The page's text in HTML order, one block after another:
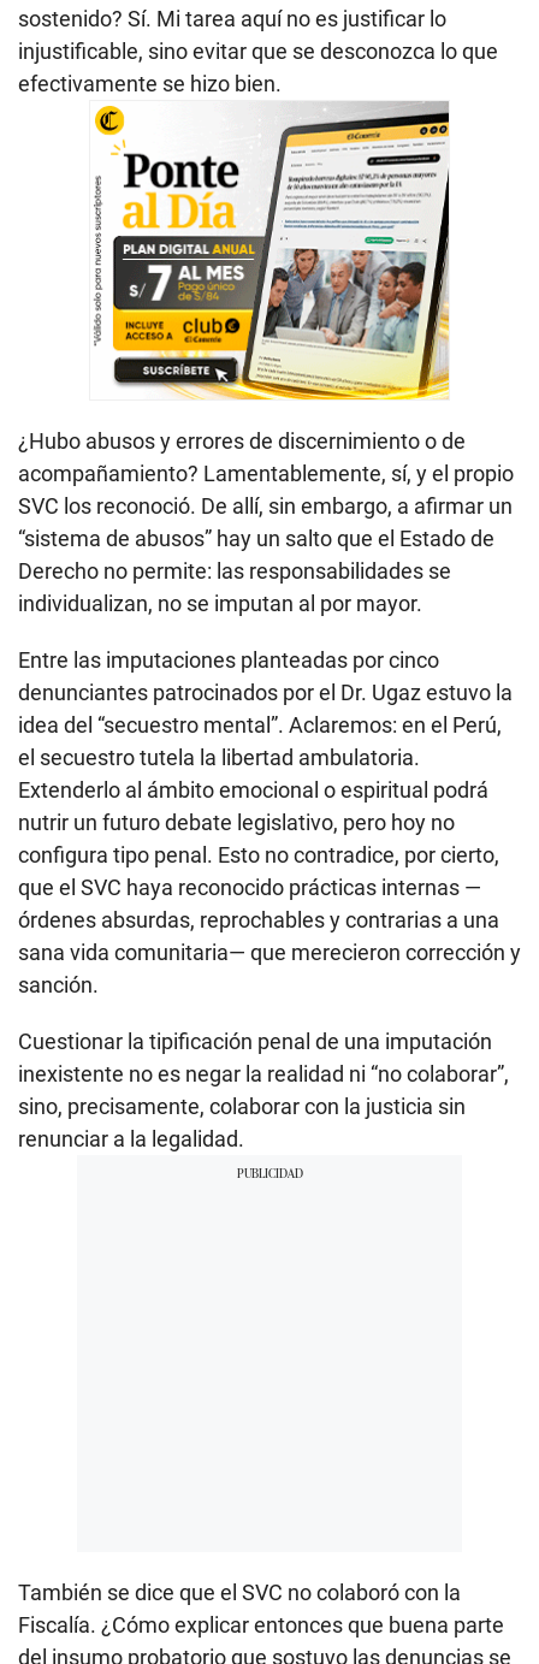
sostenido? Sí. Mi tarea aquí no es justificar lo
injustificable, sino evitar que se desconozca lo que
efectivamente se hizo bien.
¿Hubo abusos y errores de discernimiento o de
acompañamiento? Lamentablemente, sí, y el propio
SVC los reconoció. De allí, sin embargo, a afirmar un
“sistema de abusos” hay un salto que el Estado de
Derecho no permite: las responsabilidades se
individualizan, no se imputan al por mayor.
Entre las imputaciones planteadas por cinco
denunciantes patrocinados por el Dr. Ugaz estuvo la
idea del “secuestro mental”. Aclaremos: en el Perú,
el secuestro tutela la libertad ambulatoria.
Extenderlo al ámbito emocional o espiritual podrá
nutrir un futuro debate legislativo, pero hoy no
configura tipo penal. Esto no contradice, por cierto,
que el SVC haya reconocido prácticas internas —
órdenes absurdas, reprochables y contrarias a una
sana vida comunitaria— que merecieron corrección y
sanción.
Cuestionar la tipificación penal de una imputación
inexistente no es negar la realidad ni “no colaborar”,
sino, precisamente, colaborar con la justicia sin
renunciar a la legalidad.
También se dice que el SVC no colaboró con la
Fiscalía. ¿Cómo explicar entonces que buena parte
del insumo probatorio que sostuvo las denuncias se